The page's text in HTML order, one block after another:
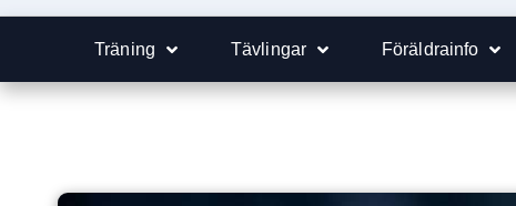
Träning Tävlingar Föräldrainfo